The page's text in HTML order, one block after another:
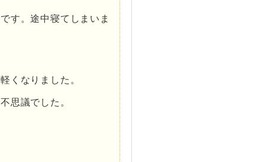
す。途中寝てしまいま
くなりました。
思議でした。